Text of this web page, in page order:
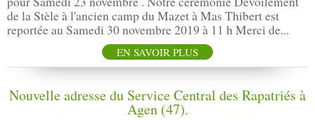
de la Stèle à l'ancien camp du Mazet à Mas Thibert est
reportée au Samedi 30 novembre 2019 à 11 h Merci de...
EN SAVOIR PLUS
Nouvelle adresse du Service Central des Rapatriés à
Agen (47).